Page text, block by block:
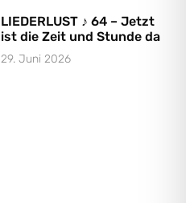
LIEDERLUST ♪ 64 – Jetzt
ist die Zeit und Stunde da
29. Juni 2026